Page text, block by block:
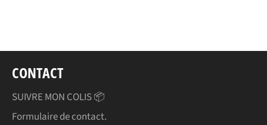
CONTACT
SUIVRE MON COLIS 📦
Formulaire de contact.